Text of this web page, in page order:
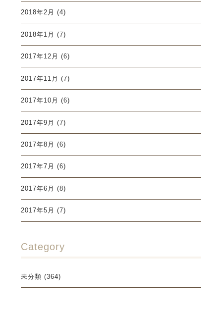
2018年2月 (4)
2018年1月 (7)
2017年12月 (6)
2017年11月 (7)
2017年10月 (6)
2017年9月 (7)
2017年8月 (6)
2017年7月 (6)
2017年6月 (8)
2017年5月 (7)
Category
未分類 (364)